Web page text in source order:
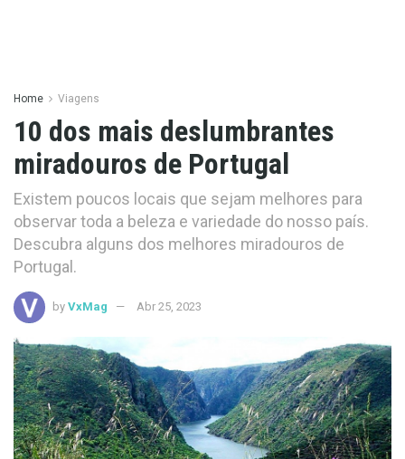
Home Viagens
10 dos mais deslumbrantes
miradouros de Portugal
Existem poucos locais que sejam melhores para
observar toda a beleza e variedade do nosso país.
Descubra alguns dos melhores miradouros de
Portugal.
by VxMag Abr 25, 2023